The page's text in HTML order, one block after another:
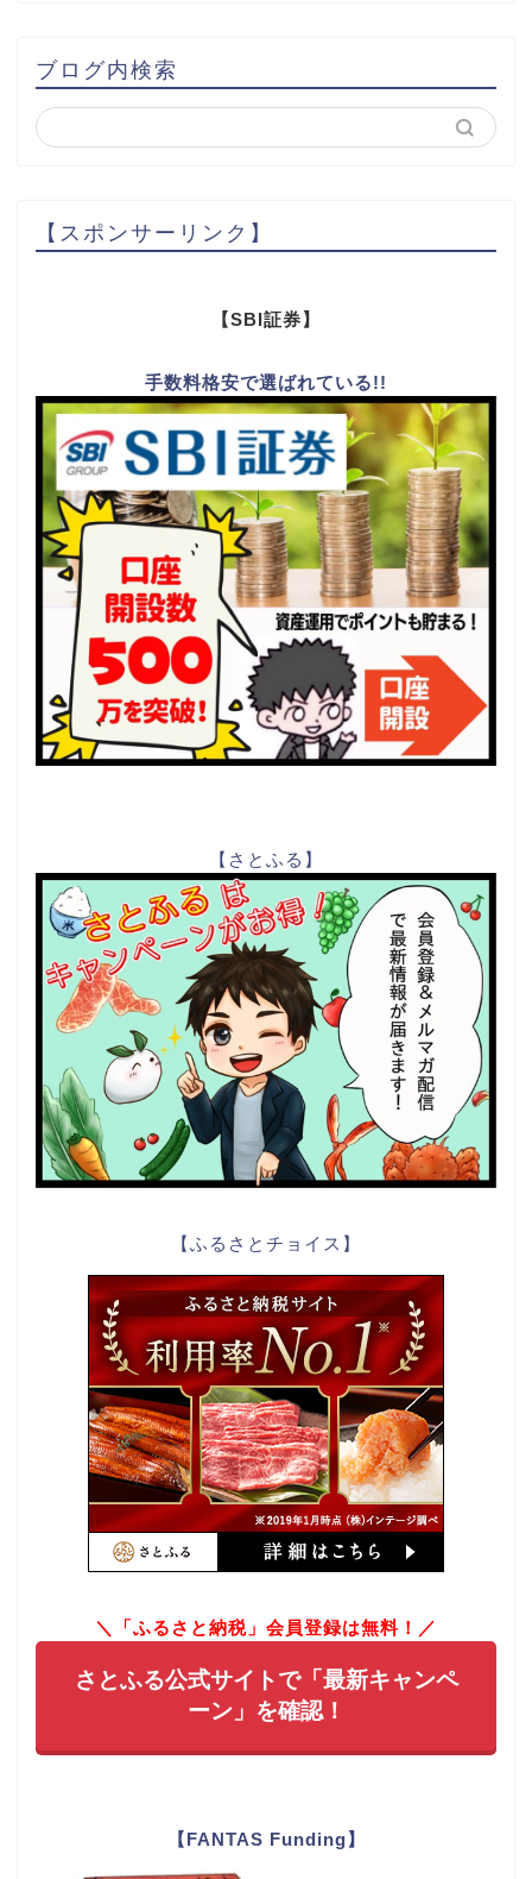
ブログ内検索
【スポンサーリンク】
【SBI証券】
手数料格安で選ばれている!!
【さとふる】
【ふるさとチョイス】
＼「ふるさと納税」会員登録は無料！／
さとふる公式サイトで「最新キャンペ
ーン」を確認！
【FANTAS Funding】